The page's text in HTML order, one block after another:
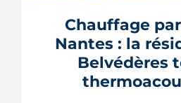
Chauffage
Nantes : la
Belvédères